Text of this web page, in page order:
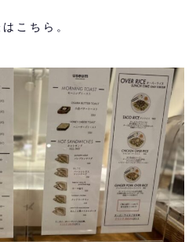
こちら。